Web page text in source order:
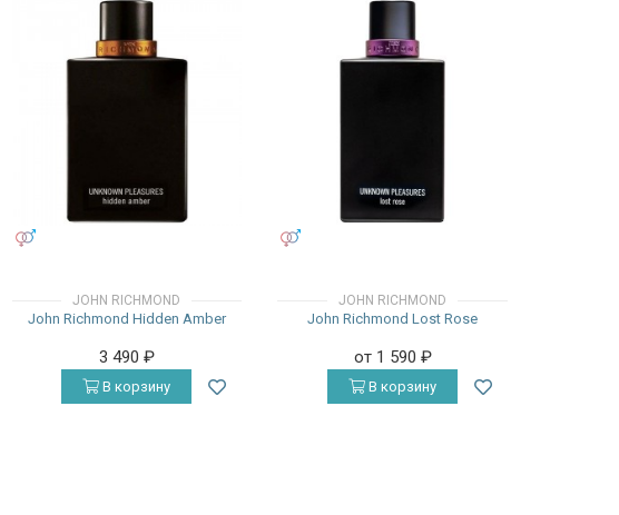
JOHN RICHMOND
John Richmond Hidden Amber
3 490 ₽
В корзину
JOHN RICHMOND
John Richmond Lost Rose
от 1 590 ₽
В корзину